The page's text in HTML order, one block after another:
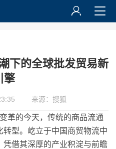
下的全球批发贸易新
擎
来源：搜狐
的今天，传统的商品流通
型。屹立于中国商贸物流中
凭借其深厚的产业积淀与前瞻